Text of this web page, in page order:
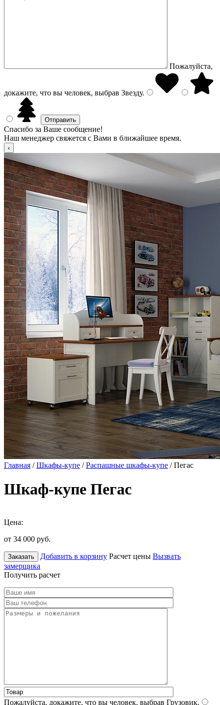
Пожалуйста,
докажите, что вы человек, выбрав Звезду.
Спасибо за Ваше сообщение!
Наш менеджер свяжется с Вами в ближайшее время.
Главная /Шкафы-купе /Распашные шкафы-купе / Пегас
Шкаф-купе Пегас
Цена:
от 34 000 руб.
Заказать Добавить в корзину Расчет цены Вызвать
замерщика
Получить расчет
Пожалуйста, докажите, что вы человек, выбрав Грузовик.